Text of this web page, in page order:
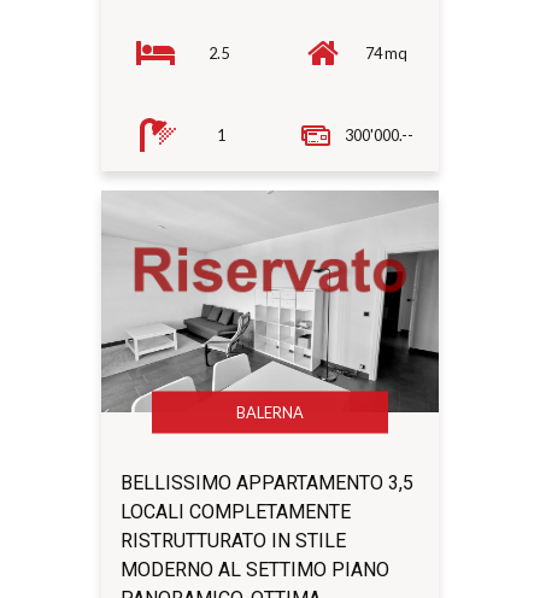
300'000.--
2.5 74 mq
1
BALERNA
BELLISSIMO APPARTAMENTO 3,5
LOCALI COMPLETAMENTE
RISTRUTTURATO IN STILE
MODERNO AL SETTIMO PIANO